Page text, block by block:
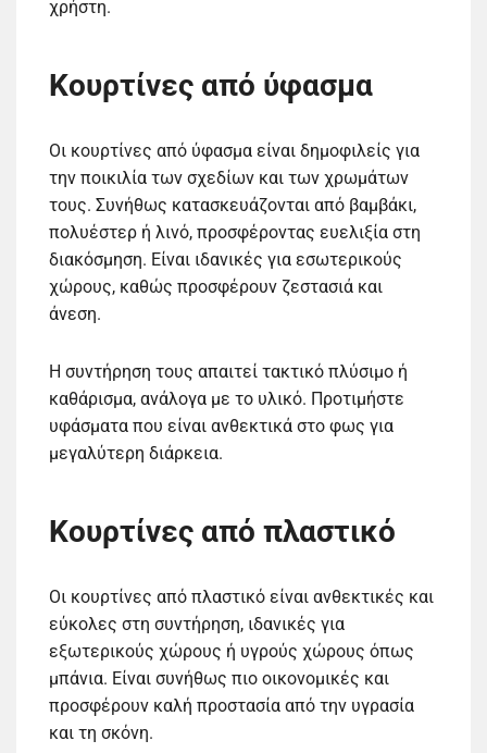
χρήστη.
Κουρτίνες από ύφασμα
Οι κουρτίνες από ύφασμα είναι δημοφιλείς για
την ποικιλία των σχεδίων και των χρωμάτων
τους. Συνήθως κατασκευάζονται από βαμβάκι,
πολυέστερ ή λινό, προσφέροντας ευελιξία στη
διακόσμηση. Είναι ιδανικές για εσωτερικούς
χώρους, καθώς προσφέρουν ζεστασιά και
άνεση.
Η συντήρηση τους απαιτεί τακτικό πλύσιμο ή
καθάρισμα, ανάλογα με το υλικό. Προτιμήστε
υφάσματα που είναι ανθεκτικά στο φως για
μεγαλύτερη διάρκεια.
Κουρτίνες από πλαστικό
Οι κουρτίνες από πλαστικό είναι ανθεκτικές και
εύκολες στη συντήρηση, ιδανικές για
εξωτερικούς χώρους ή υγρούς χώρους όπως
μπάνια. Είναι συνήθως πιο οικονομικές και
προσφέρουν καλή προστασία από την υγρασία
και τη σκόνη.